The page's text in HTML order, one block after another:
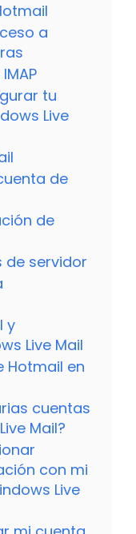
a
tu
Live
de
de
de servidor
y
Live Mail
Hotmail en
cuentas
Mail?
con mi
Live